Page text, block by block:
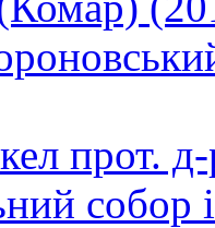
прот.
собор